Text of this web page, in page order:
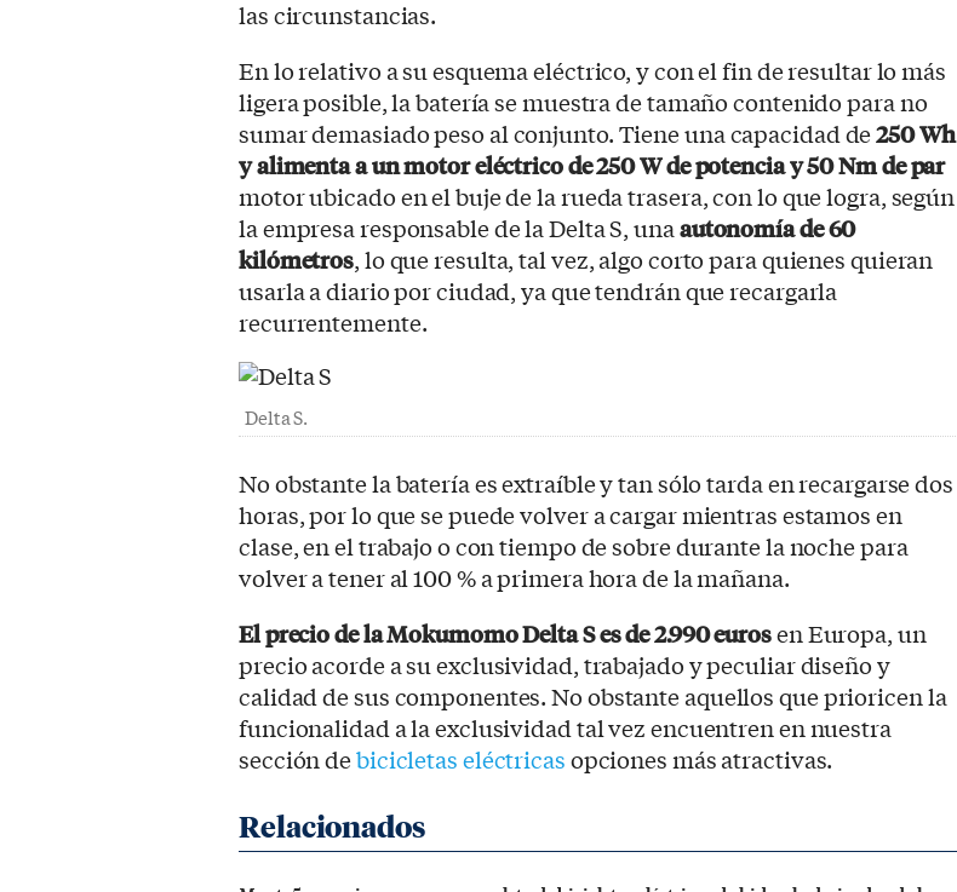
las circunstancias.
En lo relativo a su esquema eléctrico, y con el fin de resultar lo más
ligera posible, la batería se muestra de tamaño contenido para no
sumar demasiado peso al conjunto. Tiene una capacidad de250 Wh
y alimenta a un motor eléctrico de 250 W de potencia y 50 Nm de par
motor ubicado en el buje de la rueda trasera, con lo que logra, según
la empresa responsable de la Delta S, unaautonomía de 60
kilómetros, lo que resulta, tal vez, algo corto para quienes quieran
usarla a diario por ciudad, ya que tendrán que recargarla
recurrentemente.
Delta S.
No obstante la batería es extraíble y tan sólo tarda en recargarse dos
horas, por lo que se puede volver a cargar mientras estamos en
clase, en el trabajo o con tiempo de sobre durante la noche para
volver a tener al 100 % a primera hora de la mañana.
El precio de la Mokumomo Delta S es de 2.990 eurosen Europa, un
precio acorde a su exclusividad, trabajado y peculiar diseño y
calidad de sus componentes. No obstante aquellos que prioricen la
funcionalidad a la exclusividad tal vez encuentren en nuestra
sección debicicletas eléctricasopciones más atractivas.